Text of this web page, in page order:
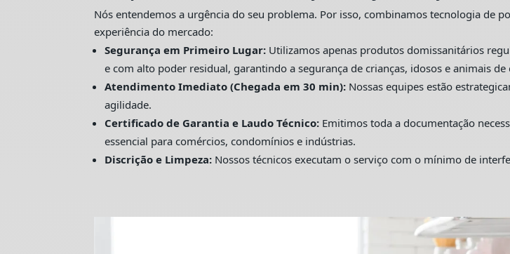
Nós entendemos a urgência do seu problema. Por isso, combinamos tecnologia de
experiência do mercado:
Segurança em Primeiro Lugar: Utilizamos apenas produtos domissanitários
e com alto poder residual, garantindo a segurança de crianças, idosos e animais de
Atendimento Imediato (Chegada em 30 min): Nossas equipes estão
agilidade.
Certificado de Garantia e Laudo Técnico: Emitimos toda a documentação
essencial para comércios, condomínios e indústrias.
Discrição e Limpeza: Nossos técnicos executam o serviço com o mínimo de